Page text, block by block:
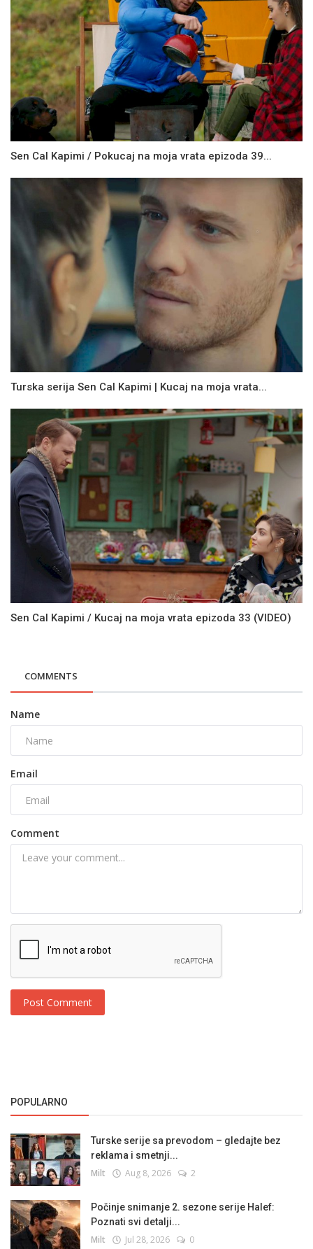
Sen Cal Kapimi / Pokucaj na moja vrata epizoda 39...
Turska serija Sen Cal Kapimi | Kucaj na moja vrata...
Sen Cal Kapimi / Kucaj na moja vrata epizoda 33 (VIDEO)
COMMENTS
Name
Email
Comment
Post Comment
POPULARNO
Turske serije sa prevodom – gledajte bez
reklama i smetnji...
Milt Aug 8, 2026 2
Počinje snimanje 2. sezone serije Halef:
Poznati svi detalji...
Milt Jul 28, 2026 0